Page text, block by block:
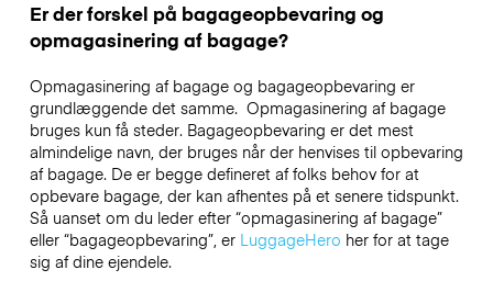
Er der forskel på bagageopbevaring og
opmagasinering af bagage?
Opmagasinering af bagage og bagageopbevaring er
grundlæggende det samme. Opmagasinering af bagage
bruges kun få steder. Bagageopbevaring er det mest
almindelige navn, der bruges når der henvises til opbevaring
af bagage. De er begge defineret af folks behov for at
opbevare bagage, der kan afhentes på et senere tidspunkt.
Så uanset om du leder efter “opmagasinering af bagage”
eller “bagageopbevaring”, erLuggageHero her for at tage
sig af dine ejendele.